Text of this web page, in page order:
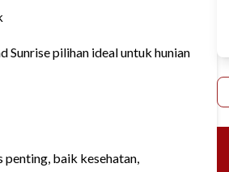
Sunrise pilihan ideal untuk hunian
penting, baik kesehatan,